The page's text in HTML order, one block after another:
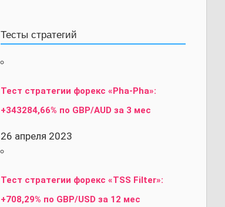
Тесты стратегий
Тест стратегии форекс «Pha-Pha»:
+343284,66% по GBP/AUD за 3 мес
26 апреля 2023
Тест стратегии форекс «TSS Filter»:
+708,29% по GBP/USD за 12 мес